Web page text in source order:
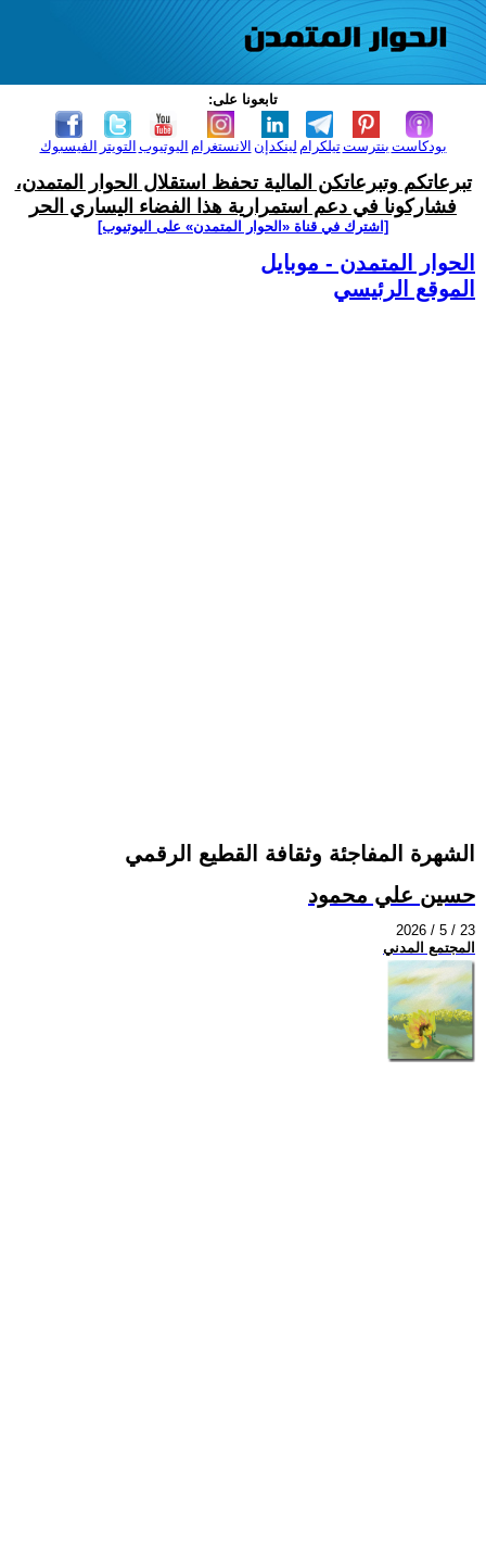
تابعونا على:
الفيسبوك التويتر اليوتيوب الانستغرام لينكدإن تيلكرامبنترست بودكاست
تبرعاتكم وتبرعاتكن المالية تحفظ استقلال الحوار المتمدن،
فشاركونا في دعم استمرارية هذا الفضاء اليساري الحر
[اشترك في قناة ‫«الحوار المتمدن» على اليوتيوب]
الحوار المتمدن - موبايل
الموقع الرئيسي
الشهرة المفاجئة وثقافة القطيع الرقمي
حسين علي محمود
2026 / 5 / 23
المجتمع المدني